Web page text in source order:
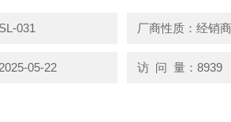
031 厂商性质：经销商
05-22 访 问 量：8939